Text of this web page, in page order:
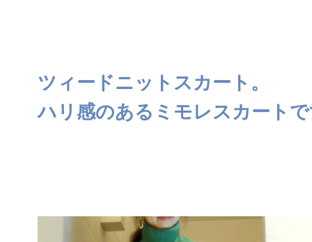
ツィードニットスカート。
ハリ感のあるミモレスカート